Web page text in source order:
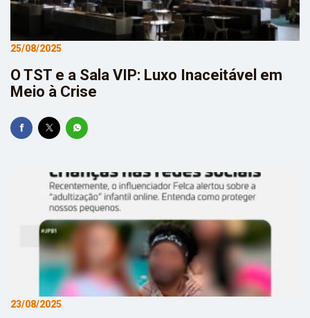
25/08/2025
O TST e a Sala VIP: Luxo Inaceitável em
Meio à Crise
23/08/2025